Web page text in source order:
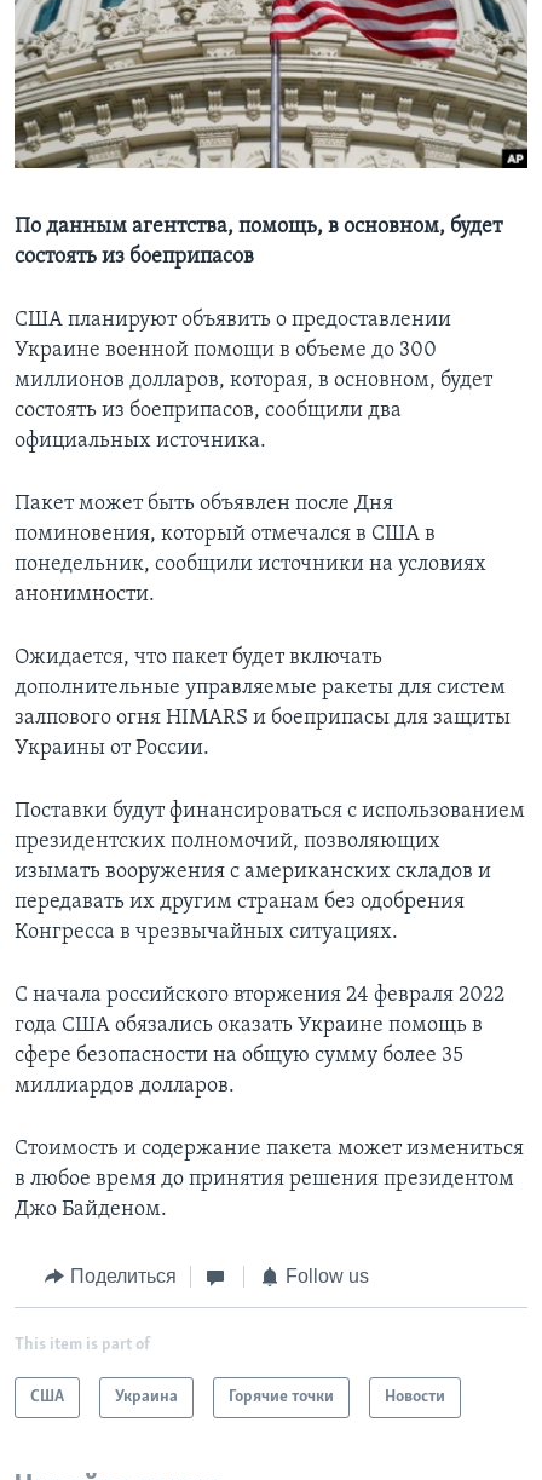
Learning English
СОЦИАЛЬНЫЕ СЕТИ
Языки
По данным агентства, помощь, в основном, будет
состоять из боеприпасов
США планируют объявить о предоставлении
Украине военной помощи в объеме до 300
миллионов долларов, которая, в основном, будет
состоять из боеприпасов, сообщили два
официальных источника.
Пакет может быть объявлен после Дня
поминовения, который отмечался в США в
понедельник, сообщили источники на условиях
анонимности.
Ожидается, что пакет будет включать
дополнительные управляемые ракеты для систем
залпового огня HIMARS и боеприпасы для защиты
Украины от России.
Поставки будут финансироваться с использованием
президентских полномочий, позволяющих
изымать вооружения с американских складов и
передавать их другим странам без одобрения
Конгресса в чрезвычайных ситуациях.
С начала российского вторжения 24 февраля 2022
года США обязались оказать Украине помощь в
сфере безопасности на общую сумму более 35
миллиардов долларов.
Стоимость и содержание пакета может измениться
в любое время до принятия решения президентом
Джо Байденом.
Поделиться Follow us
This item is part of
США Украина Горячие точки Новости